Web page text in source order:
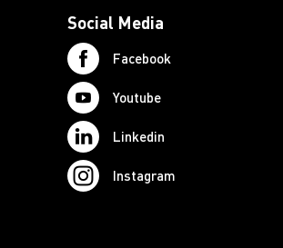
Social Media
Facebook
Youtube
Linkedin
Instagram